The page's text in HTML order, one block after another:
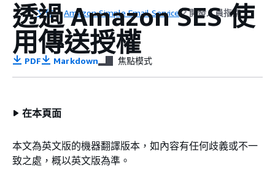
文件 Amazon Simple Email Service 開發人員指南
透過 Amazon SES 使
用傳送授權
PDF Markdown 焦點模式
在本頁面
本文為英文版的機器翻譯版本，如內容有任何歧義或不一
致之處，概以英文版為準。